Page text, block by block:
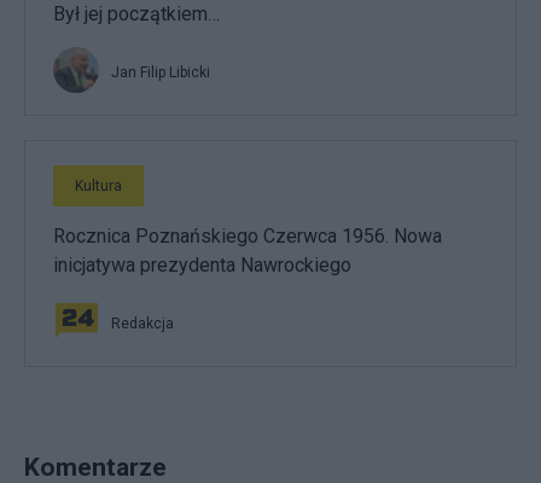
Był jej początkiem…
Jan Filip Libicki
Kultura
Rocznica Poznańskiego Czerwca 1956. Nowa
inicjatywa prezydenta Nawrockiego
Redakcja
Komentarze